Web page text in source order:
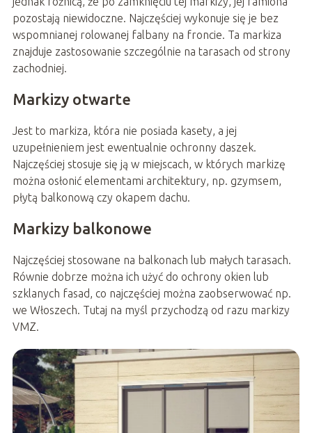
pozostają niewidoczne. Najczęściej wykonuje się je bez
wspomnianej rolowanej falbany na froncie. Ta markiza
znajduje zastosowanie szczególnie na tarasach od strony
zachodniej.
Markizy otwarte
Jest to markiza, która nie posiada kasety, a jej
uzupełnieniem jest ewentualnie ochronny daszek.
Najczęściej stosuje się ją w miejscach, w których markizę
można osłonić elementami architektury, np. gzymsem,
płytą balkonową czy okapem dachu.
Markizy balkonowe
Najczęściej stosowane na balkonach lub małych tarasach.
Równie dobrze można ich użyć do ochrony okien lub
szklanych fasad, co najczęściej można zaobserwować np.
we Włoszech. Tutaj na myśl przychodzą od razu markizy
VMZ.